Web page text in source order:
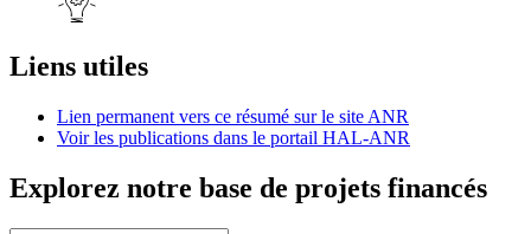
Liens utiles
Lien permanent vers ce résumé sur le site ANR
Voir les publications dans le portail HAL-ANR
Explorez notre base de projets financés